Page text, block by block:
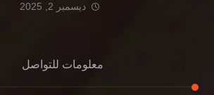
ديسمبر 2, 2025
معلومات للتواصل